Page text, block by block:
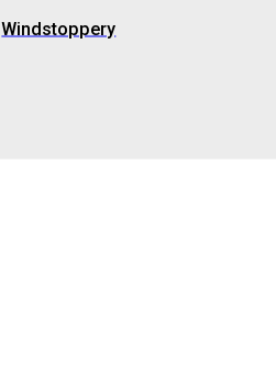
Windstoppery